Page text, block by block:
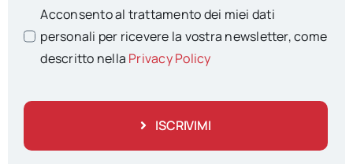
Acconsento al trattamento dei miei dati
personali per ricevere la vostra newsletter, come
descritto nella Privacy Policy
ISCRIVIMI